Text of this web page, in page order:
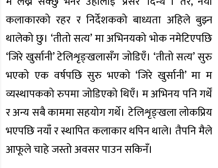
कलाकारको रहर र निर्देशकको बाध्यता अहिले बुझ्न
थालेको छु। ‘तीतो सत्य’ मा अभिनयको भोक नमेटिएपछि
‘जिरे खुर्सानी’ टेलिशृङ्खलासँग जोडिएँ। ‘तीतो सत्य’ सुरु
भएको एक वर्षपछि सुरु भएको ‘जिरे खुर्सानी’ मा म
व्यस्थापकको रुपमा जोडिएको थिएँ। म अभिनय पनि गर्थें
र अन्य सबै काममा सहयोग गर्थे। टेलिशृङ्खला लोकप्रिय
भएपछि नयाँ र स्थापित कलाकार थपिन थाले। तैपनि मैले
आफूले चाहे जस्तो अवसर पाउन सकिनँ।